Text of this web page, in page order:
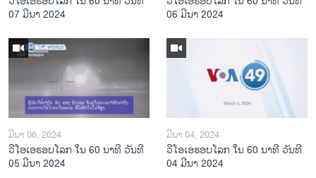
07 ມີນາ 2024
06 ມີນາ 2024
ມີນາ 06, 2024
ວີໂອເອຮອບໂລກ ໃນ 60 ນາທີ ວັນທີ
05 ມີນາ 2024
ມີນາ 04, 2024
ວີໂອເອຮອບໂລກ ໃນ 60 ນາທີ ວັນທີ
04 ມີນາ 2024